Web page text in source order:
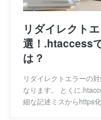
リダイレクト
選！.htaccess
は？
リダイレクトエラーの
なります。 とくに
細な記述ミスからhttps